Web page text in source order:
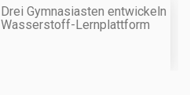
Drei Gymnasiasten entwickeln
Wasserstoff-Lernplattform